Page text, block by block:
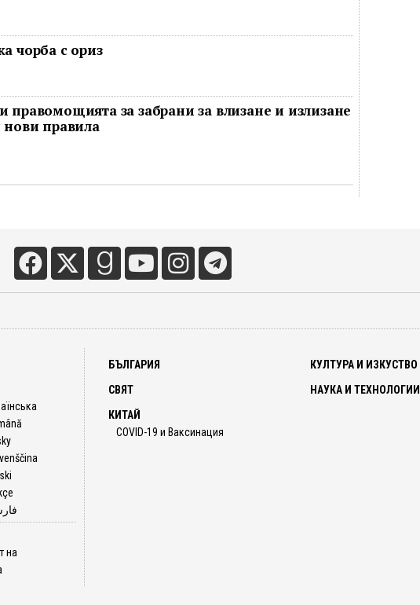
чорба с ориз
правомощията за забрани за влизане и излизане
нови правила
на
БЪЛГАРИЯ
СВЯТ
КИТАЙ
COVID-19 и Ваксинация
КУЛТУРА И ИЗКУСТВО
НАУКА И ТЕХНОЛОГИИ